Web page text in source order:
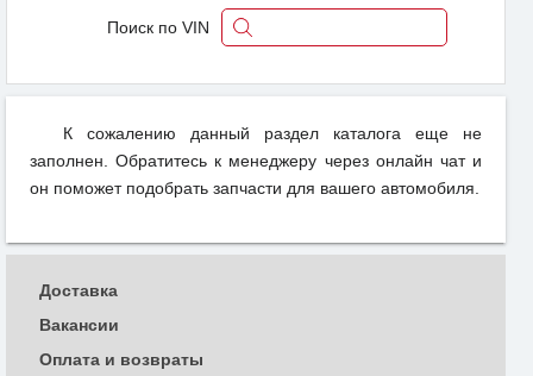
Поиск по VIN
К сожалению данный раздел каталога еще не
заполнен. Обратитесь к менеджеру через онлайн чат и
он поможет подобрать запчасти для вашего автомобиля.
Доставка
Вакансии
Оплата и возвраты